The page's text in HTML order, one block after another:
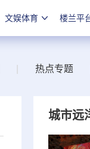
文娱体育 楼兰平
热点专题
城市远